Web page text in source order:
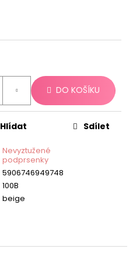
DO KOŠÍKU
Nevyztužené
podprsenky
5906746949748
100B
beige
Hlídat Sdílet